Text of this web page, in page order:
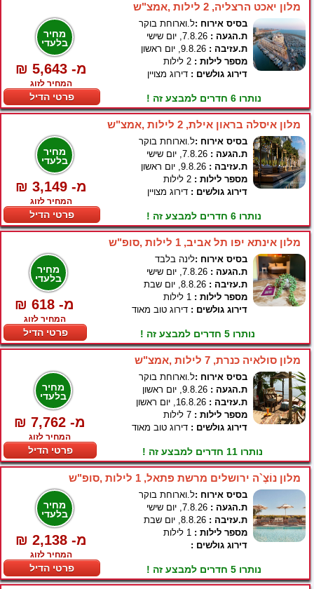
מלון יאכט הרצליה, 2 לילות ,אמצ"ש
מחיר
בלעדי
₪ 5,643 -מ
המחיר לזוג
פרטי הדיל
בסיס אירוח :ל.וארוחת בוקר
ת.הגעה :
ת.עזיבה :
מספר לילות :
דירוג גולשים : דירוג מצויין
נותרו 6 חדרים למבצע זה !
מלון איסלה בראון אילת, 2 לילות ,אמצ"ש
מחיר
בלעדי
₪ 3,149 -מ
המחיר לזוג
פרטי הדיל
בסיס אירוח :ל.וארוחת בוקר
ת.הגעה :
ת.עזיבה :
מספר לילות :
דירוג גולשים : דירוג מצויין
נותרו 6 חדרים למבצע זה !
מלון אינתא יפו תל אביב, 1 לילות ,סופ"ש
מחיר
בלעדי
₪ 618 -מ
המחיר לזוג
פרטי הדיל
בסיס אירוח :לינה בלבד
ת.הגעה :
ת.עזיבה :
מספר לילות :
דירוג גולשים : דירוג טוב מאוד
נותרו 5 חדרים למבצע זה !
מלון סולאיה כנרת, 7 לילות ,אמצ"ש
מחיר
בלעדי
₪ 7,762 -מ
המחיר לזוג
פרטי הדיל
בסיס אירוח :ל.וארוחת בוקר
ת.הגעה :
ת.עזיבה :
מספר לילות :
דירוג גולשים : דירוג טוב מאוד
נותרו 11 חדרים למבצע זה !
מלון נוֹצֶ`ה ירושלים מרשת פתאל, 1 לילות ,סופ"ש
מחיר
בלעדי
₪ 2,138 -מ
המחיר לזוג
פרטי הדיל
בסיס אירוח :ל.וארוחת בוקר
ת.הגעה :
ת.עזיבה :
מספר לילות :
דירוג גולשים :
נותרו 5 חדרים למבצע זה !